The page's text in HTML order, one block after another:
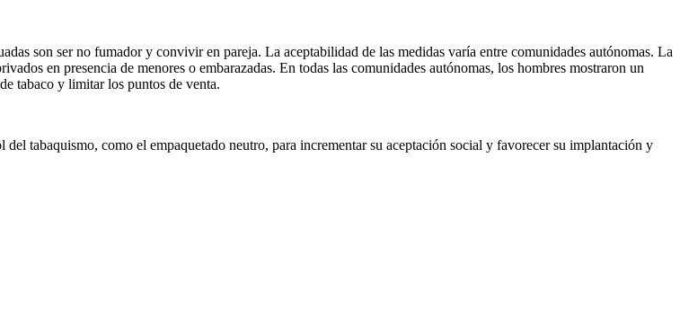
son ser no fumador y convivir en pareja. La aceptabilidad de las medidas varía entre comunidades autónomas. La
en presencia de menores o embarazadas. En todas las comunidades autónomas, los hombres mostraron un
tabaco y limitar los puntos de venta.
tabaquismo, como el empaquetado neutro, para incrementar su aceptación social y favorecer su implantación y